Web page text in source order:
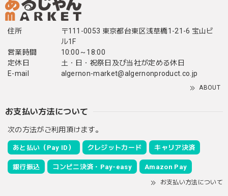
住所
〒111-0053 東京都台東区浅草橋1-21-6 宝山ビ
ル1F
営業時間
10:00～18:00
定休日
土・日・祝祭日及び当社が定める休日
E-mail
algernon-market@algernonproduct.co.jp
ABOUT
お支払い方法について
次の方法がご利用頂けます。
あと払い（Pay ID） クレジットカード キャリア決済
銀行振込 コンビニ決済・Pay-easy Amazon Pay
お支払い方法について